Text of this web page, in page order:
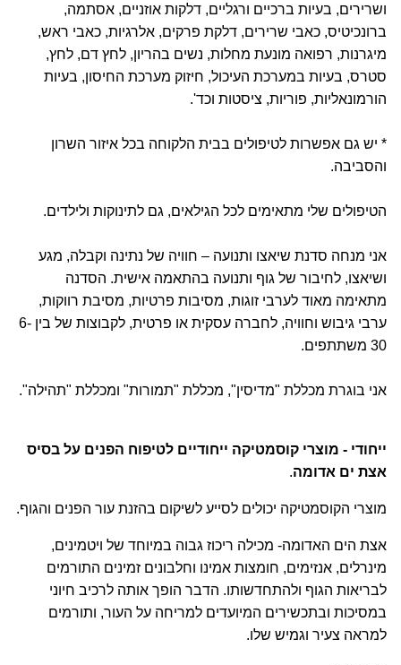
ושרירים, בעיות ברכיים ורגליים, דלקות אוזניים, אסתמה,
ברונכיטיס, כאבי שרירים, דלקת פרקים, אלרגיות, כאבי ראש,
מיגרנות, רפואה מונעת מחלות, נשים בהריון, לחץ דם, לחץ,
סטרס, בעיות במערכת העיכול, חיזוק מערכת החיסון, בעיות
הורמונאליות, פוריות, ציסטות וכד'.
* יש גם אפשרות לטיפולים בבית הלקוחה בכל איזור השרון
והסביבה.
הטיפולים שלי מתאימים לכל הגילאים, גם לתינוקות ולילדים.
אני מנחה סדנת שיאצו ותנועה – חוויה של נתינה וקבלה, מגע
ושיאצו, לחיבור של גוף ותנועה בהתאמה אישית. הסדנה
מתאימה מאוד לערבי זוגות, מסיבות פרטיות, מסיבת רווקות,
ערבי גיבוש וחוויה, לחברה עסקית או פרטית, לקבוצות של בין 6-
30 משתתפים.
אני בוגרת מכללת "מדיסין", מכללת "תמורות" ומכללת "תהילה".
ייחודי - מוצרי קוסמטיקה ייחודיים לטיפוח הפנים על בסיס
אצת ים אדומה.
מוצרי הקוסמטיקה יכולים לסייע לשיקום בהזנת עור הפנים והגוף.
אצת הים האדומה- מכילה ריכוז גבוה במיוחד של ויטמינים,
מינרלים, אנזימים, חומצות אמינו וחלבונים זמינים התורמים
לבריאות הגוף ולהתחדשותו. הדבר הופך אותה לרכיב חיוני
במסיכות ובתכשירים המיועדים למריחה על העור, ותורמים
למראה צעיר וגמיש שלו.